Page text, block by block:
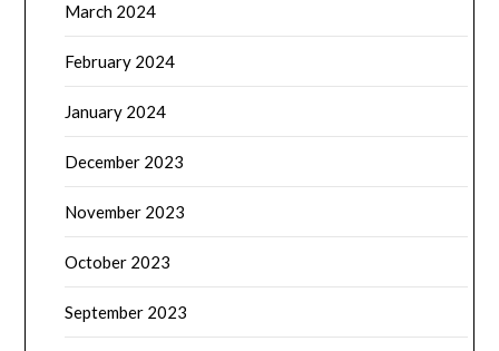
March 2024
February 2024
January 2024
December 2023
November 2023
October 2023
September 2023